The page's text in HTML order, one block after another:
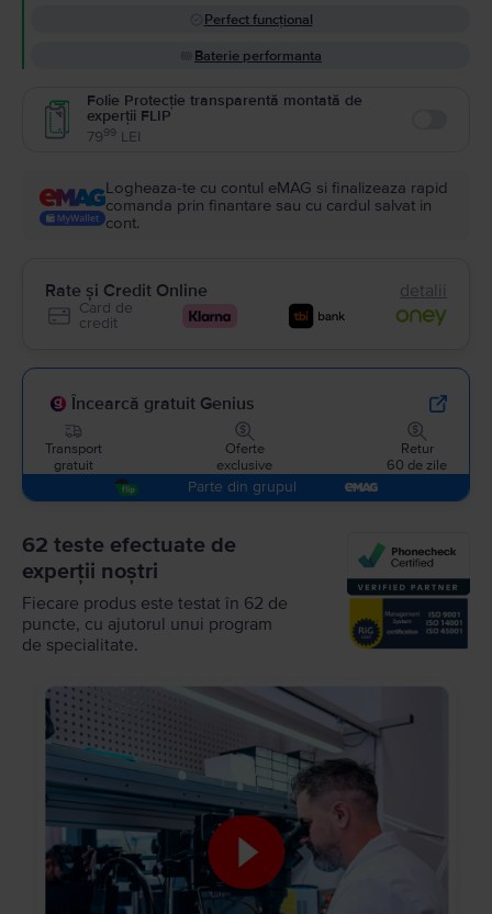
Perfect funcțional
Baterie performanta
Folie Protecție transparentă montată de
experții FLIP
7999 LEI
Logheaza-te cu contul eMAG si finalizeaza rapid
comanda prin finantare sau cu cardul salvat in
cont.
Rate și Credit Online detalii
Card de
credit
Încearcă gratuit Genius
Transport
gratuit
Oferte
exclusive
Retur
60 de zile
Parte din grupul
62 teste efectuate de
experții noștri
Fiecare produs este testat în 62 de
puncte, cu ajutorul unui program
de specialitate.